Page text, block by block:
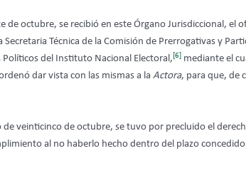
de octubre, se recibió en este Órgano Jurisdiccional, el
Técnica de la Comisión de Prerrogativas y
del Instituto Nacional Electoral, [6]
mediante el
dar vista con las mismas a la Actora, para que, de
veinticinco de octubre, se tuvo por precluido el
al no haberlo hecho dentro del plazo